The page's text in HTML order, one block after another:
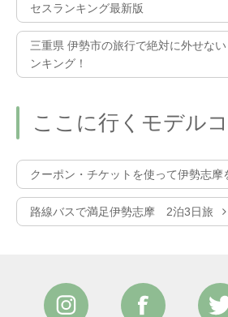
セスランキング最新版
三重県 伊勢市の旅行で絶対に外せな
ンキング！
ここに行くモデル
クーポン・チケットを使って伊勢志摩
路線バスで満足伊勢志摩 2泊3日旅